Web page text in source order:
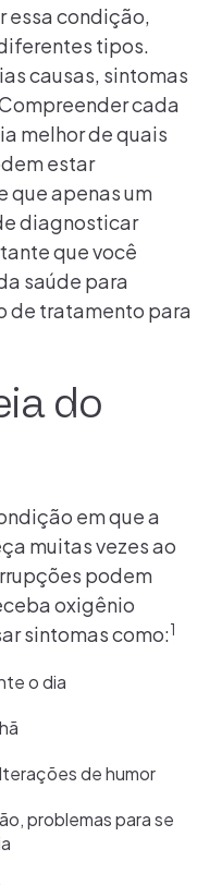
essa condição,
tipos.
causas, sintomas
cada
melhor de quais
estar
que apenas um
diagnosticar
que você
saúde para
de tratamento para
do
em que a
muitas vezes ao
podem
oxigênio
sintomas como:1
o dia
de humor
problemas para se